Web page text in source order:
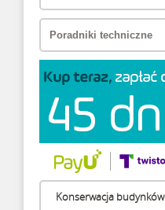
Poradniki techniczne
Konserwacja budynków